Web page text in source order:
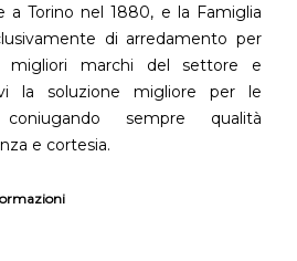
a Torino nel 1880, e la Famiglia
di arredamento per
migliori marchi del settore e
la soluzione migliore per le
sempre qualità
e cortesia.